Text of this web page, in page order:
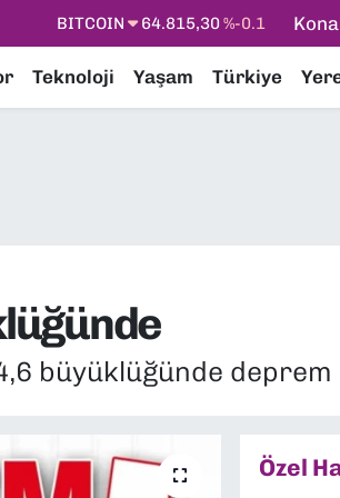
DOLAR 47,7436%0.18
EURO
55,2510%0.32
STERLİN
64,4811%0.38
Teknoloji Yaşam Türkiye
büyüklüğünde
Özel